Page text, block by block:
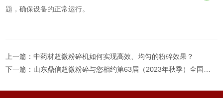
题，确保设备的正常运行。
上一篇：中药材超微粉碎机如何实现高效、均匀的粉碎效果？
下一篇： 山东鼎信超微粉碎与您相约第63届（2023年秋季）全国制药机械博览会